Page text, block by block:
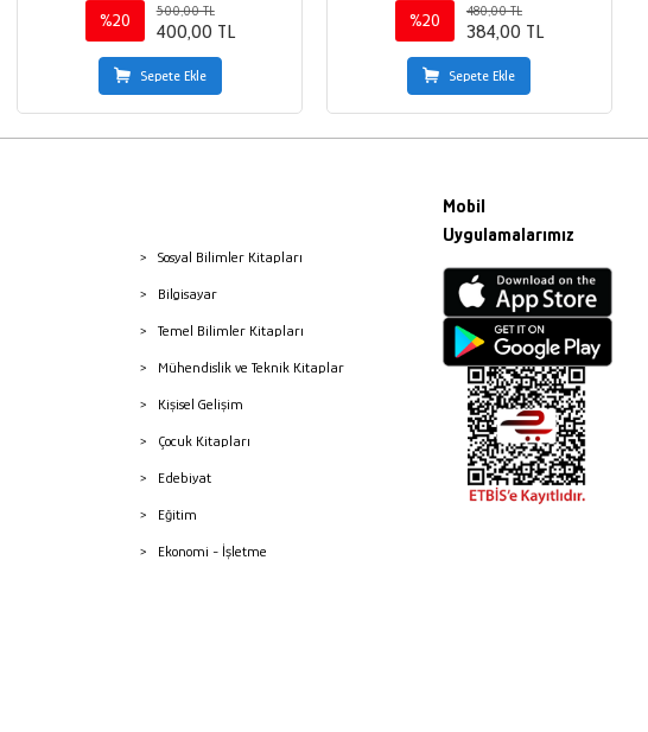
%20
500,00 TL
400,00 TL
Sepete Ekle
%20
480,00 TL
384,00 TL
Sepete Ekle
Sosyal Bilimler Kitapları
Bilgisayar
Temel Bilimler Kitapları
Mühendislik ve Teknik Kitaplar
Kişisel Gelişim
Çocuk Kitapları
Edebiyat
Eğitim
Ekonomi - İşletme
Mobil
Uygulamalarımız